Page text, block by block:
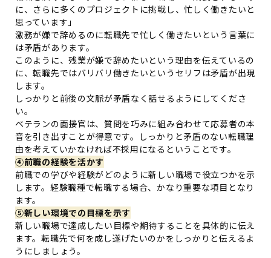
に、さらに多くのプロジェクトに挑戦し、忙しく働きたいと
思っています」
激務が嫌で辞めるのに転職先で忙しく働きたいという言葉に
は矛盾があります。
このように、残業が嫌で辞めたいという理由を伝えているの
に、転職先ではバリバリ働きたいというセリフは矛盾が出現
します。
しっかりと前後の文脈が矛盾なく話せるようにしてくださ
い。
ベテランの面接官は、質問を巧みに組み合わせて応募者の本
音を引き出すことが得意です。しっかりと矛盾のない転職理
由を考えていかなければ不採用になるということです。
④前職の経験を活かす
前職での学びや経験がどのように新しい職場で役立つかを示
します。経験職種で転職する場合、かなり重要な項目となり
ます。
⑤新しい環境での目標を示す
新しい職場で達成したい目標や期待することを具体的に伝え
ます。転職先で何を成し遂げたいのかをしっかりと伝えるよ
うにしましょう。